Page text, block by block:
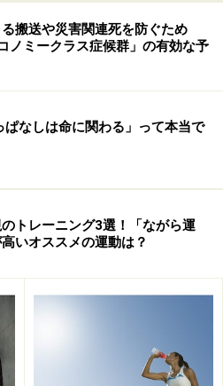
辛い肩こりや腰痛に
」
搬送や災害関連死を防ぐため
ノミークラス症候群」の有効な予
ぱなしは命に関わる」って本当で
トレーニング3選！「ながら運
いオススメの運動は？